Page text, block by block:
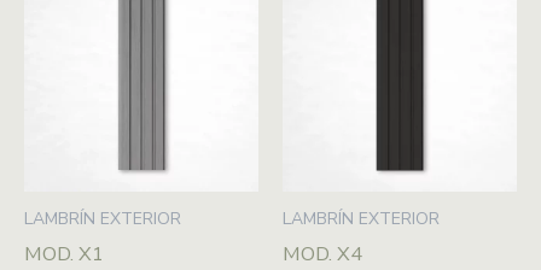
LAMBRÍN EXTERIOR
MOD. X1
LAMBRÍN EXTERIOR
MOD. X4